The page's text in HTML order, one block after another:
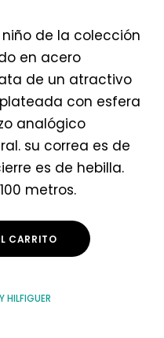
de la colección
en acero
de un atractivo
con esfera
analógico
su correa es de
es de hebilla.
metros.
CARRITO
HILFIGUER